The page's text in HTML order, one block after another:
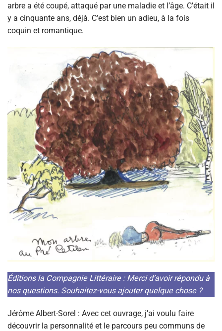
arbre a été coupé, attaqué par une maladie et l’âge. C’était il
y a cinquante ans, déjà. C’est bien un adieu, à la fois
coquin et romantique.
Éditions la Compagnie Littéraire : Merci d’avoir répondu à
nos questions. Souhaitez-vous ajouter quelque chose ?
Jérôme Albert-Sorel : Avec cet ouvrage, j’ai voulu faire
découvrir la personnalité et le parcours peu communs de